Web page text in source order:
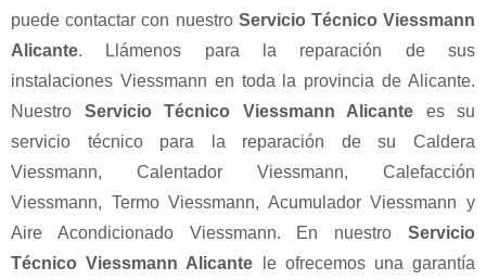
puede contactar con nuestro Servicio Técnico Viessmann
Alicante. Llámenos para la reparación de sus
instalaciones Viessmann en toda la provincia de Alicante.
Nuestro Servicio Técnico Viessmann Alicante es su
servicio técnico para la reparación de su Caldera
Viessmann, Calentador Viessmann, Calefacción
Viessmann, Termo Viessmann, Acumulador Viessmann y
Aire Acondicionado Viessmann. En nuestro Servicio
Técnico Viessmann Alicante
le ofrecemos una garantía